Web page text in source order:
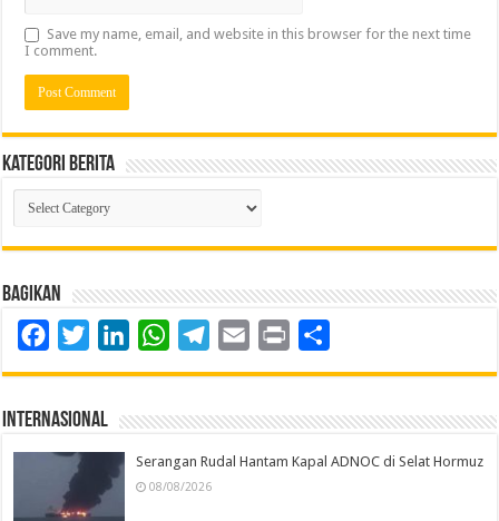
Save my name, email, and website in this browser for the next time
I comment.
Kategori Berita
Kategori
Berita
Bagikan
FacebookTwitterLinkedInWhatsAppTelegram
Email Print
Internasional
Serangan Rudal Hantam Kapal ADNOC di Selat Hormuz
08/08/2026